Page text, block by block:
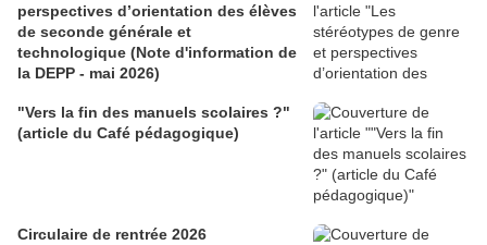
perspectives d’orientation des élèves
de seconde générale et
technologique (Note d'information de
la DEPP - mai 2026)
"Vers la fin des manuels scolaires ?"
(article du Café pédagogique)
Circulaire de rentrée 2026